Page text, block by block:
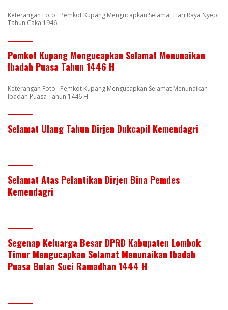
Keterangan Foto : Pemkot Kupang Mengucapkan Selamat Hari Raya Nyepi
Tahun Caka 1946
Pemkot Kupang Mengucapkan Selamat Menunaikan
Ibadah Puasa Tahun 1446 H
Keterangan Foto : Pemkot Kupang Mengucapkan Selamat Menunaikan
Ibadah Puasa Tahun 1446 H
Selamat Ulang Tahun Dirjen Dukcapil Kemendagri
Selamat Atas Pelantikan Dirjen Bina Pemdes
Kemendagri
Segenap Keluarga Besar DPRD Kabupaten Lombok
Timur Mengucapkan Selamat Menunaikan Ibadah
Puasa Bulan Suci Ramadhan 1444 H